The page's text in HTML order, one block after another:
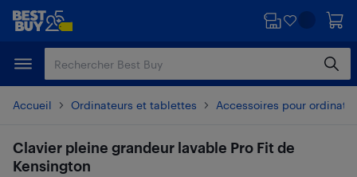
Passer
principal
Passer
Accueil Ordinateurs et tablettes Accessoires pour
Clavier pleine grandeur lavable Pro Fit de
Kensington